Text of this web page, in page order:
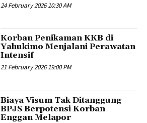
24 February 2026 10:30 AM
Korban Penikaman KKB di
Yahukimo Menjalani Perawatan
Intensif
21 February 2026 19:00 PM
Biaya Visum Tak Ditanggung
BPJS Berpotensi Korban
Enggan Melapor